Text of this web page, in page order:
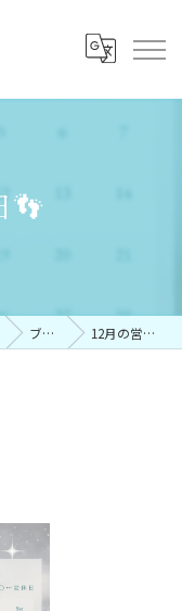
👣
ブログ 12月の営業日👣